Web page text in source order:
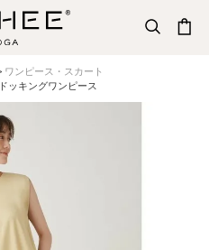
ワンピース・スカート
ッキングワンピース